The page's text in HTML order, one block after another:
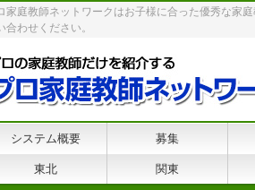
家庭教師ネットワークはお子様に合った優秀な家
合わせください。
システム概要 募集
東北 関東